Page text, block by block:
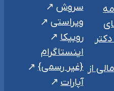
از
سروش
ویراستی
روبیکا
اینستاگرام
{غیر رسمی}
آپارات